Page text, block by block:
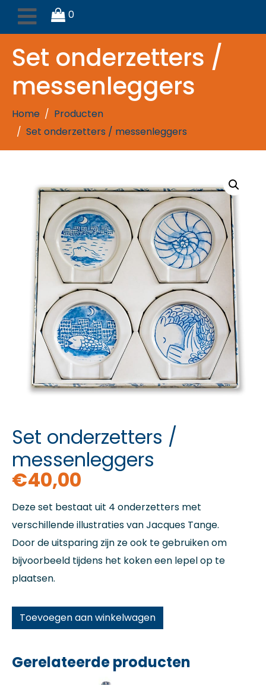
0
Set onderzetters /
messenleggers
Home
Producten
Set onderzetters / messenleggers
Set onderzetters /
messenleggers
€40,00
Deze set bestaat uit 4 onderzetters met
verschillende illustraties van Jacques Tange.
Door de uitsparing zijn ze ook te gebruiken om
bijvoorbeeld tijdens het koken een lepel op te
plaatsen.
Toevoegen aan winkelwagen
Gerelateerde producten